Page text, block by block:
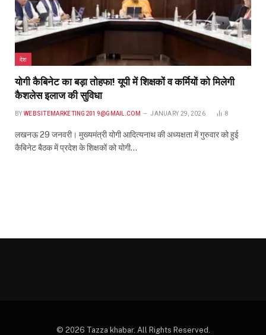
देश
योगी कैबिनेट का बड़ा तोहफा! यूपी में शिक्षकों व कर्मियों को मिलेगी
कैशलेस इलाज की सुविधा
BY WEBSITEMARKETING2019@GMAIL.COM JANUARY 29, 2026 8
लखनऊ 29 जनवरी। मुख्यमंत्री योगी आदित्यनाथ की अध्यक्षता में गुरुवार को हुई
कैबिनेट बैठक में प्रदेश के शिक्षकों को योगी…
© 2026 Tazza khabar. All Rights Reserved.